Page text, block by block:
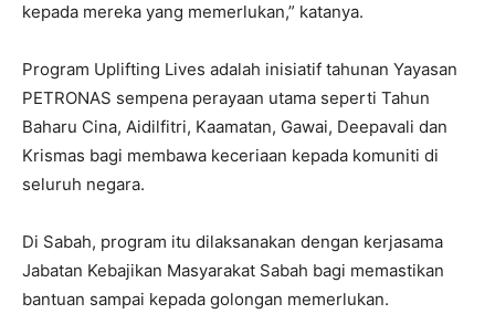
kepada mereka yang memerlukan,” katanya.
Program Uplifting Lives adalah inisiatif tahunan Yayasan
PETRONAS sempena perayaan utama seperti Tahun
Baharu Cina, Aidilfitri, Kaamatan, Gawai, Deepavali dan
Krismas bagi membawa keceriaan kepada komuniti di
seluruh negara.
Di Sabah, program itu dilaksanakan dengan kerjasama
Jabatan Kebajikan Masyarakat Sabah bagi memastikan
bantuan sampai kepada golongan memerlukan.